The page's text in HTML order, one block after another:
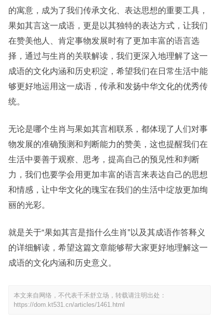
的寓意，成为了我们传承文化、表达思想的重要工具，
果如其言这一成语，更是以其独特的表达方式，让我们
在赞美他人、肯定事物发展时有了更加丰富的语言选
择，通过与生肖的关联解读，我们更深入地理解了这一
成语的文化内涵和历史积淀，希望我们在日常生活中能
够更好地运用这一成语，传承和发扬中华文化的优秀传
统。
无论是哪个生肖与果如其言相联系，都体现了人们对事
物发展的准确预测和判断能力的赞美，这也提醒我们在
生活中要善于观察、思考，提高自己的预见性和判断
力，我们也要学会用更加丰富的语言来表达自己的思想
和情感，让中华文化的瑰宝在我们的生活中绽放更加绚
丽的光彩。
就是关于“果如其言是指什么生肖”以及其成语作答释义
的详细解读，希望这篇文章能够帮大家更好地理解这一
成语的文化内涵和历史意义。
本文来自网络，不代表千禾舒立场，转载请注明出处：
https://dom.kt531.cn/articles/1461.html